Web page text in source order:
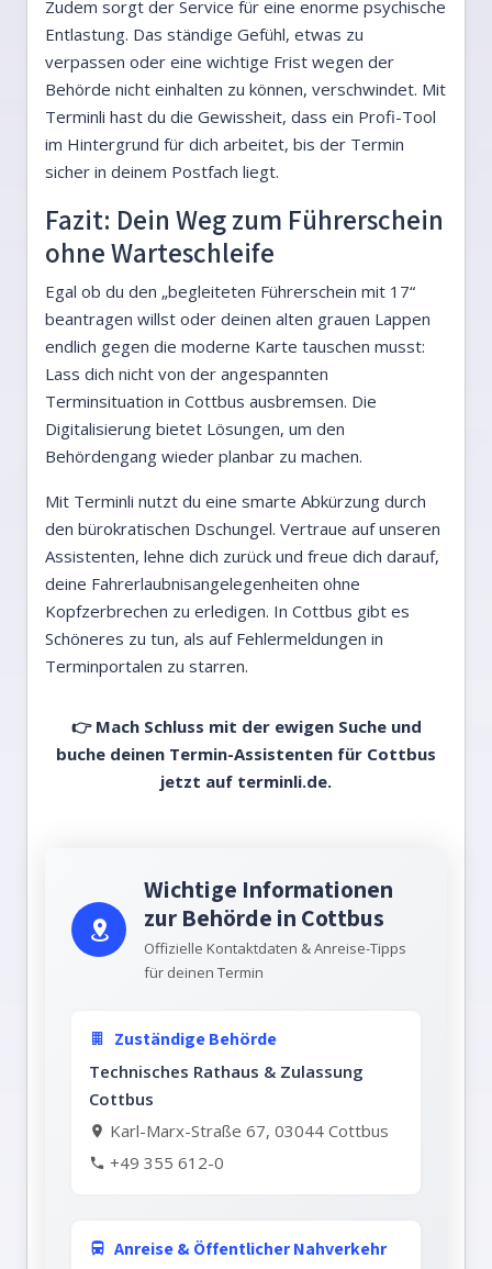
Zudem sorgt der Service für eine enorme psychische
Entlastung. Das ständige Gefühl, etwas zu
verpassen oder eine wichtige Frist wegen der
Behörde nicht einhalten zu können, verschwindet. Mit
Terminli hast du die Gewissheit, dass ein Profi-Tool
im Hintergrund für dich arbeitet, bis der Termin
sicher in deinem Postfach liegt.
Fazit: Dein Weg zum Führerschein
ohne Warteschleife
Egal ob du den „begleiteten Führerschein mit 17“
beantragen willst oder deinen alten grauen Lappen
endlich gegen die moderne Karte tauschen musst:
Lass dich nicht von der angespannten
Terminsituation in Cottbus ausbremsen. Die
Digitalisierung bietet Lösungen, um den
Behördengang wieder planbar zu machen.
Mit Terminli nutzt du eine smarte Abkürzung durch
den bürokratischen Dschungel. Vertraue auf unseren
Assistenten, lehne dich zurück und freue dich darauf,
deine Fahrerlaubnisangelegenheiten ohne
Kopfzerbrechen zu erledigen. In Cottbus gibt es
Schöneres zu tun, als auf Fehlermeldungen in
Terminportalen zu starren.
👉 Mach Schluss mit der ewigen Suche und
buche deinen Termin-Assistenten für Cottbus
jetzt auf terminli.de.
Wichtige Informationen
zur Behörde in Cottbus
Offizielle Kontaktdaten & Anreise-Tipps
für deinen Termin
Zuständige Behörde
Technisches Rathaus & Zulassung
Cottbus
Karl-Marx-Straße 67, 03044 Cottbus
+49 355 612-0
Anreise & Öffentlicher Nahverkehr